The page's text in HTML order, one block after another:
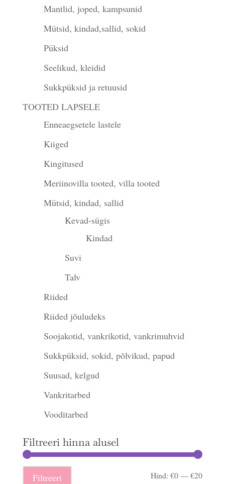
Mantlid, joped, kampsunid
Mütsid, kindad,sallid, sokid
Püksid
Seelikud, kleidid
Sukkpüksid ja retuusid
TOOTED LAPSELE
Enneaegsetele lastele
Kiiged
Kingitused
Meriinovilla tooted, villa tooted
Mütsid, kindad, sallid
Kevad-sügis
Kindad
Suvi
Talv
Riided
Riided jõuludeks
Soojakotid, vankrikotid, vankrimuhvid
Sukkpüksid, sokid, põlvikud, papud
Suusad, kelgud
Vankritarbed
Vooditarbed
Filtreeri hinna alusel
Filtreeri Hind:€0—€20